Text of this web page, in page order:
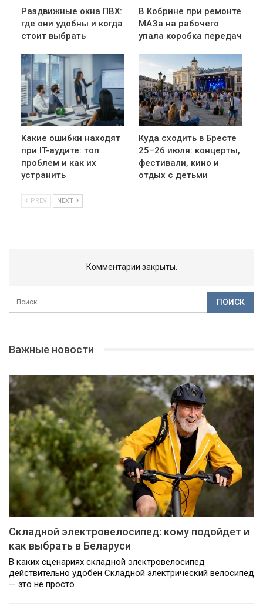
Раздвижные окна ПВХ:
где они удобны и когда
стоит выбрать
В Кобрине при ремонте
МАЗа на рабочего
упала коробка передач
Какие ошибки находят
при IT-аудите: топ
проблем и как их
устранить
Куда сходить в Бресте
25–26 июля: концерты,
фестивали, кино и
отдых с детьми
PREV NEXT
Комментарии закрыты.
Важные новости
Складной электровелосипед: кому подойдет и
как выбрать в Беларуси
В каких сценариях складной электровелосипед
действительно удобен Складной электрический велосипед
— это не просто…